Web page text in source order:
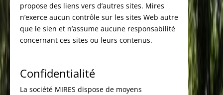
propose des liens vers d’autres sites. Mires
n’exerce aucun contrôle sur les sites Web autre
que le sien et n’assume aucune responsabilité
concernant ces sites ou leurs contenus.
Confidentialité
La société MIRES dispose de moyens